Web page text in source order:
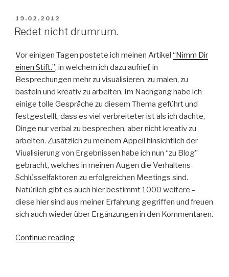
POSTED
ON
19.02.2012
Redet nicht drumrum.
Vor einigen Tagen postete ich meinen Artikel “Nimm Dir
einen Stift.”, in welchem ich dazu aufrief, in
Besprechungen mehr zu visualisieren, zu malen, zu
basteln und kreativ zu arbeiten. Im Nachgang habe ich
einige tolle Gespräche zu diesem Thema geführt und
festgestellt, dass es viel verbreiteter ist als ich dachte,
Dinge nur verbal zu besprechen, aber nicht kreativ zu
arbeiten. Zusätzlich zu meinem Appell hinsichtlich der
Viualisierung von Ergebnissen habe ich nun “zu Blog”
gebracht, welches in meinen Augen die Verhaltens-
Schlüsselfaktoren zu erfolgreichen Meetings sind.
Natürlich gibt es auch hier bestimmt 1000 weitere –
diese hier sind aus meiner Erfahrung gegriffen und freuen
sich auch wieder über Ergänzungen in den Kommentaren.
Continue reading“Redet